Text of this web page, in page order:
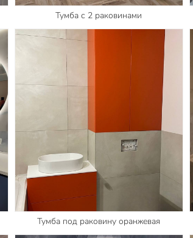
Тумба с 2 раковинами
Тумба под раковину оранжевая